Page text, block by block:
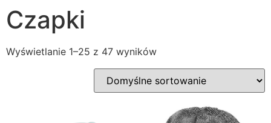
Czapki
Wyświetlanie 1–25 z 47 wyników